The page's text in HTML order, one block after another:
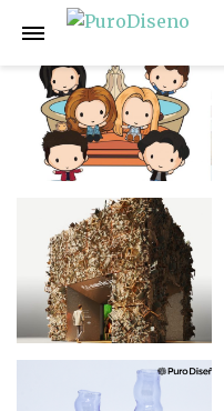
Anterior Siguiente